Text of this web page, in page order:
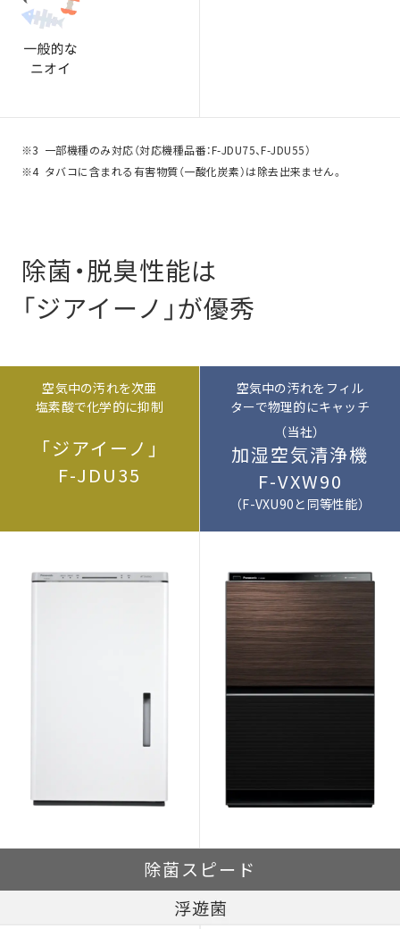
※3 一部機種のみ対応（対応機種品番：F-JDU75、F-JDU55）
※4 タバコに含まれる有害物質（一酸化炭素）は除去出来ません。
除菌・脱臭性能は
「ジアイーノ」が優秀
空気中の汚れを次亜
塩素酸で化学的に抑制
「ジアイーノ」
F-JDU35
空気中の汚れをフィル
ターで物理的にキャッチ
（当社）
加湿空気清浄機
F-VXW90
（F-VXU90と同等性能）
除菌スピード